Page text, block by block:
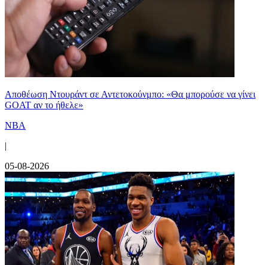
Αποθέωση Ντουράντ σε Αντετοκούνμπο: «Θα μπορούσε να γίνει
GOAT αν το ήθελε»
NBA
|
05-08-2026